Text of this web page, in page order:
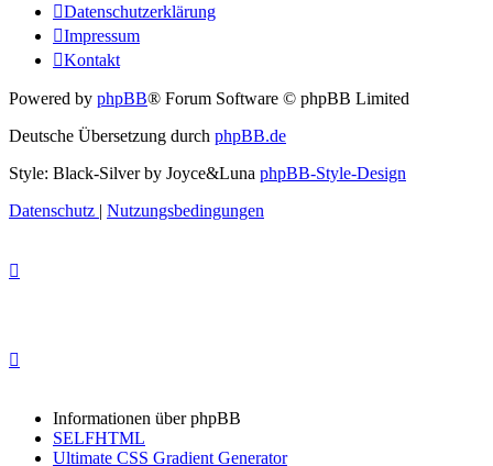
Datenschutzerklärung
Impressum
Kontakt
Powered by phpBB® Forum Software © phpBB Limited
Deutsche Übersetzung durch phpBB.de
Style: Black-Silver by Joyce&Luna phpBB-Style-Design
Datenschutz | Nutzungsbedingungen
Informationen über phpBB
SELFHTML
Ultimate CSS Gradient Generator